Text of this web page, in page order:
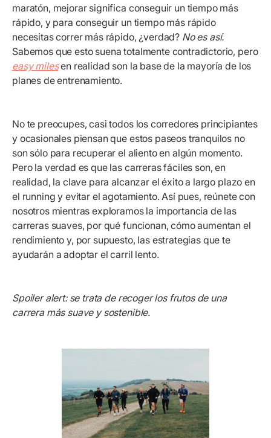
maratón, mejorar significa conseguir un tiempo más
rápido, y para conseguir un tiempo más rápido
necesitas correr más rápido, ¿verdad? No es así.
Sabemos que esto suena totalmente contradictorio, pero
easy milesen realidad son la base de la mayoría de los
planes de entrenamiento.
No te preocupes, casi todos los corredores principiantes
y ocasionales piensan que estos paseos tranquilos no
son sólo para recuperar el aliento en algún momento.
Pero la verdad es que las carreras fáciles son, en
realidad, la clave para alcanzar el éxito a largo plazo en
el runningy evitar el agotamiento. Así pues, reúnete con
nosotros mientras exploramos la importancia de las
carreras suaves, por qué funcionan, cómo aumentan el
rendimiento y, por supuesto, las estrategias que te
ayudarán a adoptar el carril lento.
Spoiler alert: se trata de recoger los frutos de una
carrera más suave y sostenible.